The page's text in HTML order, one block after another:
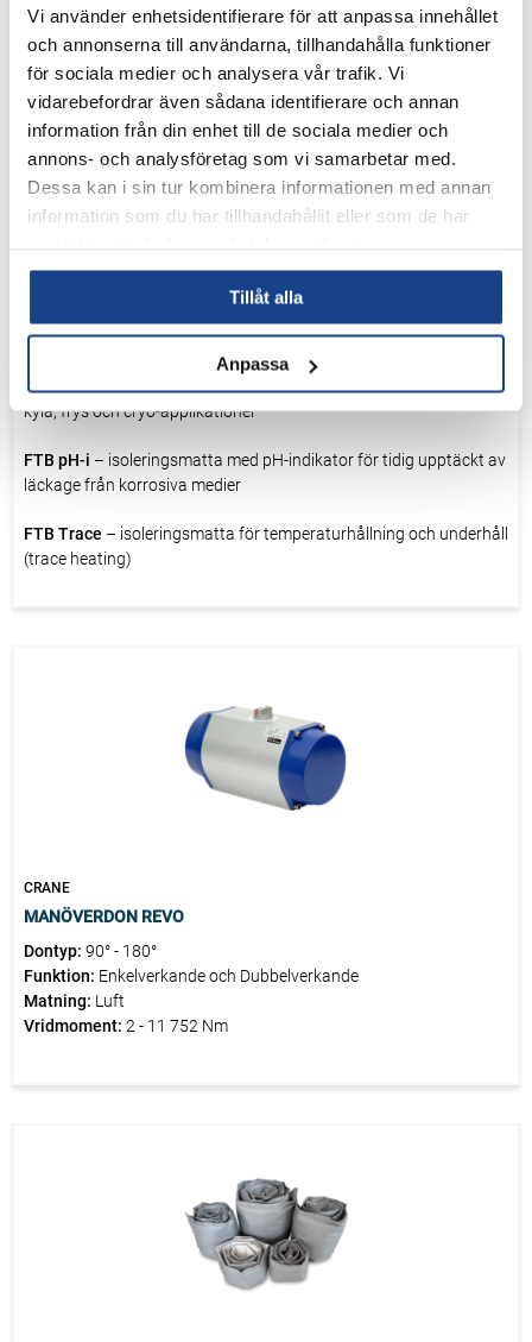
Vi använder enhetsidentifierare för att anpassa innehållet
och annonserna till användarna, tillhandahålla funktioner
för sociala medier och analysera vår trafik. Vi
vidarebefordrar även sådana identifierare och annan
information från din enhet till de sociala medier och
annons- och analysföretag som vi samarbetar med.
Dessa kan i sin tur kombinera informationen med annan
information som du har tillhandahållit eller som de har
Tillåt alla
Anpassa
Material
Material och uppbyggnad väljs utifrån temperatur, media och
installationsmiljö för att säkerställa lång livslängd och säker drift.
Fördelar
Minskad energiförlust och lägre energikostnader
Lägre yttemperatur – ökad personalsäkerhet
Kort återbetalningstid (i många installationer redan efter 3–8
Tillgängliga varianter
FTB Zero– isoleringsmatta för låga temperaturer, med fokus på
kyla, frys och cryo-applikationer
FTB pH-i – isoleringsmatta med pH-indikator för tidig upptäckt av
läckage från korrosiva medier
FTB Trace – isoleringsmatta för temperaturhållning och underhåll
(trace heating)
CRANE
MANÖVERDON REVO
Dontyp: 90° - 180°
Funktion: Enkelverkande och Dubbelverkande
Matning: Luft
Vridmoment: 2 - 11 752 Nm